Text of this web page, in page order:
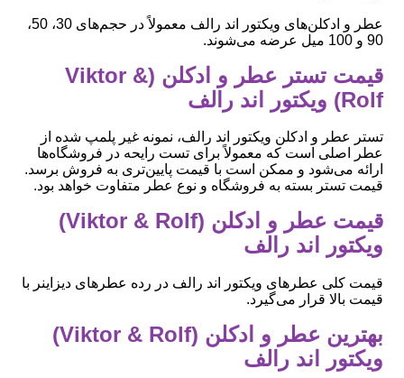
عطر و ادکلن‌های ویکتور اند رالف معمولاً در حجم‌های 30، 50،
90 و 100 میل عرضه می‌شوند.
قیمت تستر عطر و ادکلن (Viktor &
Rolf) ویکتور اند رالف
تستر عطر و ادکلن ویکتور اند رالف، نمونه غیر پلمپ شده از
عطر اصلی است که معمولاً برای تست رایحه در فروشگاه‌ها
ارائه می‌شود و ممکن است با قیمت پایین‌تری به فروش برسد.
قیمت تستر بسته به فروشگاه و نوع عطر متفاوت خواهد بود.
قیمت عطر و ادکلن (Viktor & Rolf)
ویکتور اند رالف
قیمت کلی عطرهای ویکتور اند رالف در رده عطرهای دیزاینر با
قیمت بالا قرار می‌گیرد.
بهترین عطر و ادکلن (Viktor & Rolf)
ویکتور اند رالف